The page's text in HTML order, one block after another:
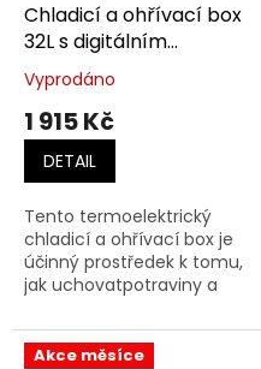
Chladicí a ohřívací box
32L s digitálním
displejem a
Průměrné
hodnocení
produktu
5,0
5
hvězdiček.
Vyprodáno
1 915 Kč
DETAIL
Tento termoelektrický
chladicí a ohřívací box je
účinný prostředek k tomu,
jak uchovatpotraviny a
ohřáté v zimě, obsahem 32l
Akce měsíce